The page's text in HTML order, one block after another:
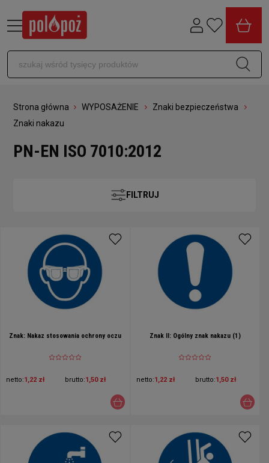
Strona główna WYPOSAŻENIE
Znaki bezpieczeństwa
Znaki nakazu
PN-EN ISO 7010:2012
FILTRUJ
Znak: Nakaz stosowania ochrony oczu
netto:1,22 zł brutto:1,50 zł
Znak II: Ogólny znak nakazu (1)
netto:1,22 zł brutto:1,50 zł